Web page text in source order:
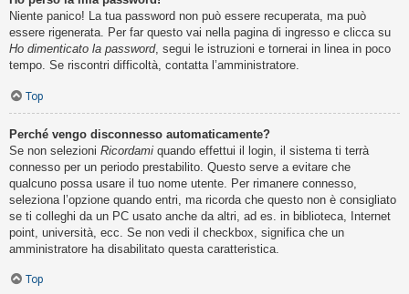
Niente panico! La tua password non può essere recuperata, ma può
essere rigenerata. Per far questo vai nella pagina di ingresso e clicca su
Ho dimenticato la password, segui le istruzioni e tornerai in linea in poco
tempo. Se riscontri difficoltà, contatta l’amministratore.
Top
Perché vengo disconnesso automaticamente?
Se non selezioni Ricordami quando effettui il login, il sistema ti terrà
connesso per un periodo prestabilito. Questo serve a evitare che
qualcuno possa usare il tuo nome utente. Per rimanere connesso,
seleziona l’opzione quando entri, ma ricorda che questo non è consigliato
se ti colleghi da un PC usato anche da altri, ad es. in biblioteca, Internet
point, università, ecc. Se non vedi il checkbox, significa che un
amministratore ha disabilitato questa caratteristica.
Top